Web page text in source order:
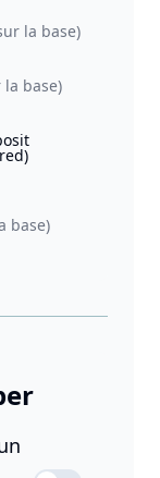
la base)
base)
base)